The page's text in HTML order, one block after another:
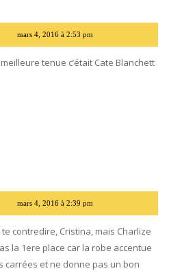
mars 4, 2016 à 2:53 pm
tenue c’était Cate Blanchett
mars 4, 2016 à 2:39 pm
contredire, Cristina, mais Charlize
la 1ere place car la robe accentue
carrées et ne donne pas un bon